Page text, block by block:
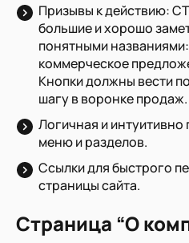
Призывы к действию:
большие и хорошо
понятными
коммерческое
Кнопки должны вести
шагу в воронке продаж.
Логичная и интуитивно
меню и разделов.
Ссылки для быстрого
страницы сайта.
Страница “О